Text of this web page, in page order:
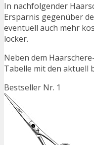
In nachfolgender
Ersparnis gegenüber
eventuell auch mehr
locker.
Neben dem
Tabelle mit den aktuell
Bestseller Nr. 1